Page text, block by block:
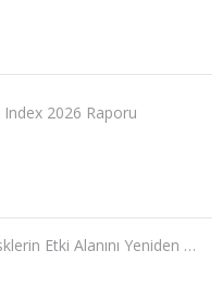
2026 Raporu
Etki Alanını Yeniden …